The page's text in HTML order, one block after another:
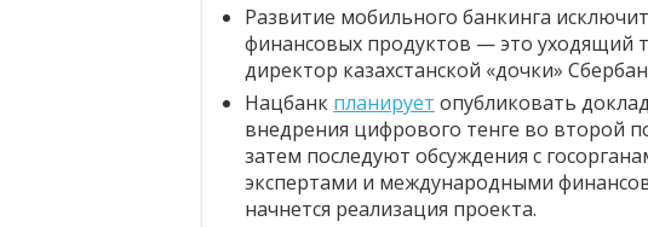
Развитие мобильного банкинга
финансовых продуктов — это уходящий
директор казахстанской «дочки»
Нацбанк планирует опубликовать
внедрения цифрового тенге во второй
затем последуют обсуждения с
экспертами и международными
начнется реализация проекта.